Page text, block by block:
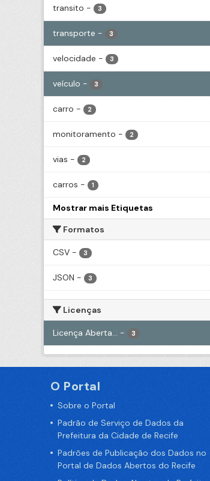
transito - 3
transporte - 3
velocidade - 3
veículo - 3
carro - 2
monitoramento - 2
vias - 2
carros - 1
Mostrar mais Etiquetas
Formatos
CSV - 3
JSON - 3
Licenças
Licença Aberta... - 3
O Portal
Sobre o Portal
Padrão de Serviço de Dados da
Prefeitura da Cidade de Recife
Padrões de Publicação dos Dados no
Portal de Dados Abertos do Recife